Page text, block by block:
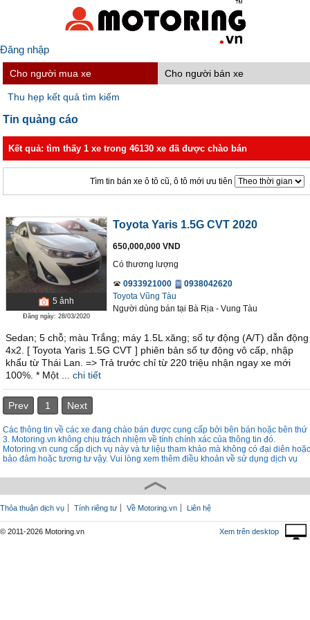
Đăng nhập
Cho người mua xe Cho người bán xe
Thu hẹp kết quả tìm kiếm
Tin quảng cáo
Kết quả: tìm thấy 1 xe trong 46130 xe đã được chào bán
Tìm tin bán xe ô tô cũ, ô tô mới ưu tiên
5 ảnh
Đăng ngày: 28/03/2020
Toyota Yaris 1.5G CVT 2020
650,000,000 VND
Có thương lượng
0933921000
0938042620
Toyota Vũng Tàu
Người dùng bán tại Bà Rịa - Vung Tàu
Sedan; 5 chỗ; màu Trắng; máy 1.5L xăng; số tự động (A/T) dẫn động
4x2. [ Toyota Yaris 1.5G CVT ] phiên bản số tự động vô cấp, nhập
khẩu từ Thái Lan. => Trả trước chỉ từ 220 triệu nhận ngay xe mới
100%. * Một ...
chi tiết
Prev 1 Next
Các thông tin về các xe đang chào bán được cung cấp bởi bên bán hoặc bên thứ
3. Motoring.vn không chịu trách nhiệm về tính chính xác của thông tin đó.
Motoring.vn cung cấp dịch vụ này và tư liệu tham khảo mà không có đại diên hoặc
bảo đảm hoặc tương tư vậy. Vui lòng xem thêm điều khoản về sử dụng dịch vụ
Thỏa thuận dịch vụ Tính riêng tư Về Motoring.vn Liên hệ
© 2011-2026 Motoring.vn Xem trên desktop